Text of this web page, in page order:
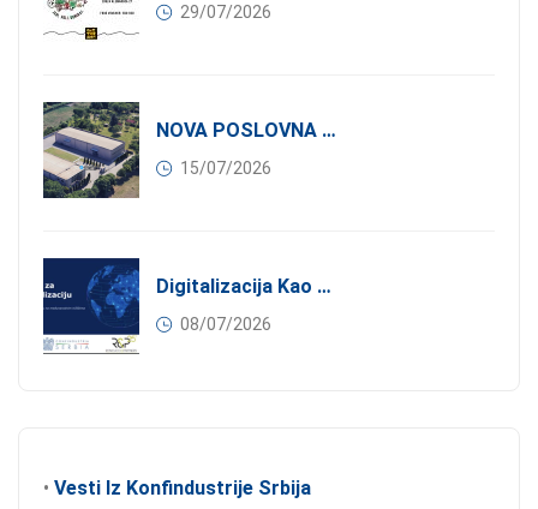
29/07/2026
NOVA POSLOVNA PRILIKA ZA ČLANOVE KONFINDUSTRIJE SRBIJA: Izdavanje Moderne Industrijske Hale U Pančevu – 1.200 M² U Industrijskoj Zoni
15/07/2026
Digitalizacija Kao Pokretač Internacionalizacije
08/07/2026
• Vesti Iz Konfindustrije Srbija